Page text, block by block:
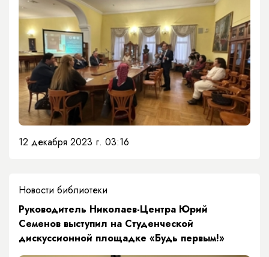
12 декабря 2023 г. 03:16
Новости библиотеки
​Руководитель Николаев-Центра Юрий
Семенов выступил на Студенческой
дискуссионной площадке «Будь первым!»